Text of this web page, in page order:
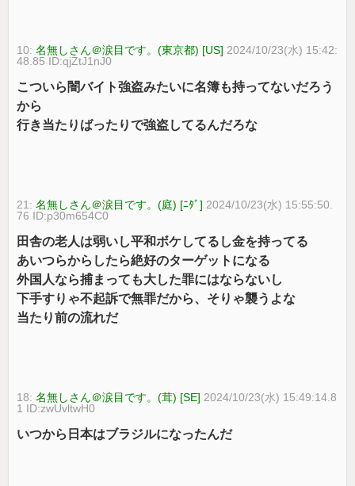
10:名無しさん＠涙目です。(東京都) [US] 2024/10/23(水) 15:42:
48.85 ID:qjZtJ1nJ0
こついら闇バイト強盗みたいに名簿も持ってないだろう
から
行き当たりばったりで強盗してるんだろな
21:名無しさん＠涙目です。(庭) [ﾆﾀﾞ] 2024/10/23(水) 15:55:50.
76 ID:p30m654C0
田舎の老人は弱いし平和ボケしてるし金を持ってる
あいつらからしたら絶好のターゲットになる
外国人なら捕まっても大した罪にはならないし
下手すりゃ不起訴で無罪だから、そりゃ襲うよな
当たり前の流れだ
18:名無しさん＠涙目です。(茸) [SE] 2024/10/23(水) 15:49:14.8
1 ID:zwUvltwH0
いつから日本はブラジルになったんだ